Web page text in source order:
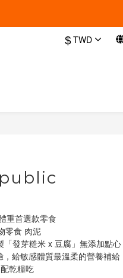
$TWD
重首選款零食
零食 肉泥
發芽糙米 x 豆腐」無添加點心
給敏感體質最溫柔的營養補給
乾糧吃